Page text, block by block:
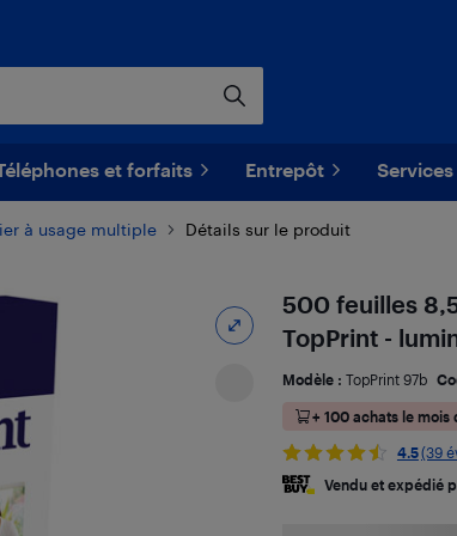
et forfaits Entrepôt Services
à usage multiple Détails sur le produit
500 feuilles
TopPrint -
Modèle : TopPrint 97b
+ 100 achats le mois
4.5(39
Vendu et expédié